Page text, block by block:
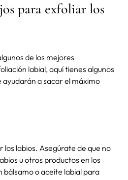
para exfoliar los
de los mejores
labial, aquí tienes algunos
ayudarán a sacar el máximo
los labios. Asegúrate de que no
u otros productos en los
bálsamo o aceite labial para